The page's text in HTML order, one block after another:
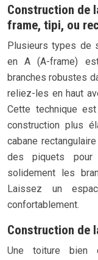
Construction de
frame, tipi, ou
Plusieurs types de
en A (A-frame)
branches robustes
reliez-les en haut
Cette technique
construction plus
cabane
des piquets pour
solidement les
Laissez un
confortablement.
Construction de
Une toiture bien